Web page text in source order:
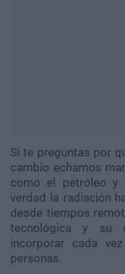
Si te preguntas por
cambio echamos
como el petróleo y
verdad la radiación
desde tiempos
tecnológica y su
incorporar cada
personas.